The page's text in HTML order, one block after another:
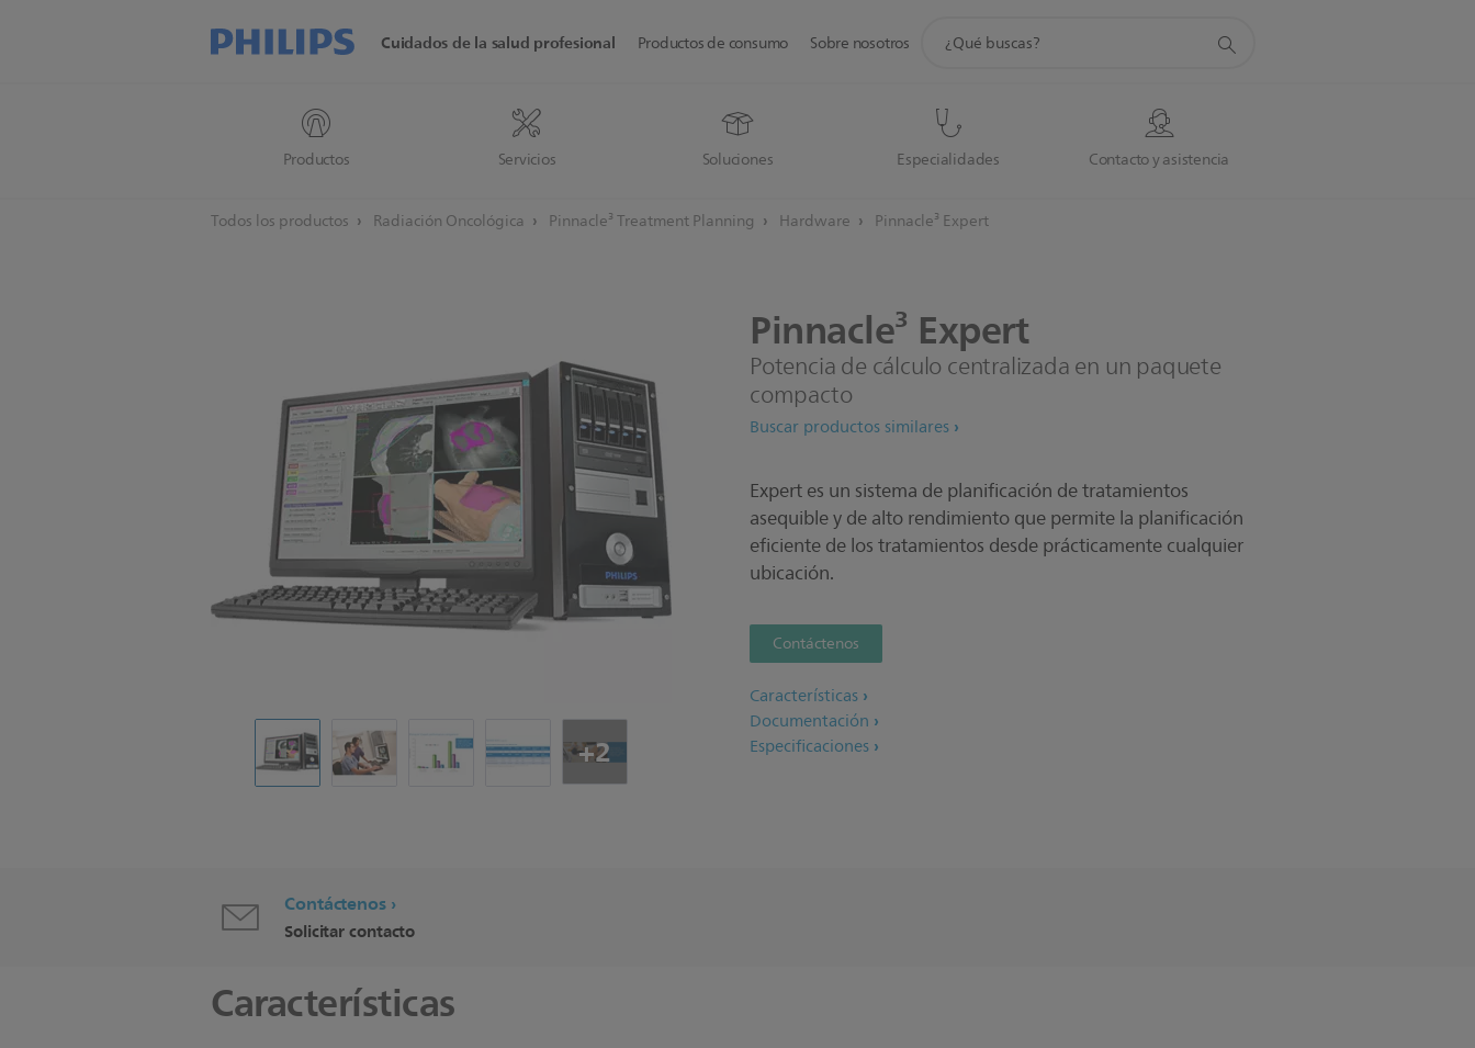
Cuidados de la salud profesional
Productos Servicios Soluciones Especialidades Contacto y asistencia
Productos de consumo Sobre nosotros
búsqueda
Todos los productos Radiación Oncológica Pinnacle³ Treatment Planning Hardware Pinnacle³ Expert
+2
Pinnacle³ Expert
Potencia de cálculo centralizada en un paquete
compacto
Buscar productos similares
Expert es un sistema de planificación de tratamientos
asequible y de alto rendimiento que permite la planificación
eficiente de los tratamientos desde prácticamente cualquier
ubicación.
Contáctenos
Características
Documentación
Especificaciones
Contáctenos
Solicitar contacto
Características